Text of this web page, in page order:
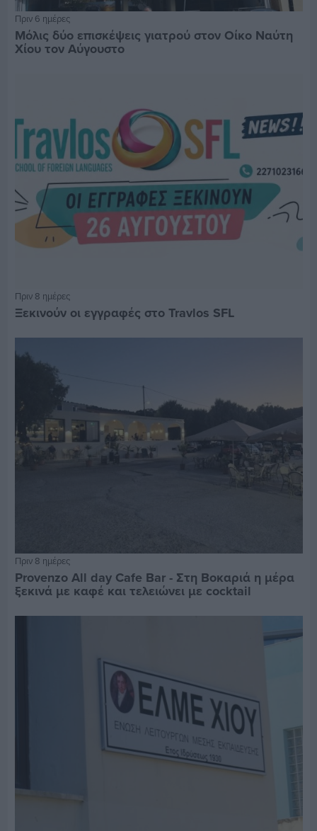
Πριν 6 ημέρες
Μόλις δύο επισκέψεις γιατρού στον Οίκο Ναύτη
Χίου τον Αύγουστο
Πριν 8 ημέρες
Ξεκινούν οι εγγραφές στο Travlos SFL
Πριν 8 ημέρες
Provenzo All day Cafe Bar - Στη Βοκαριά η μέρα
ξεκινά με καφέ και τελειώνει με cocktail